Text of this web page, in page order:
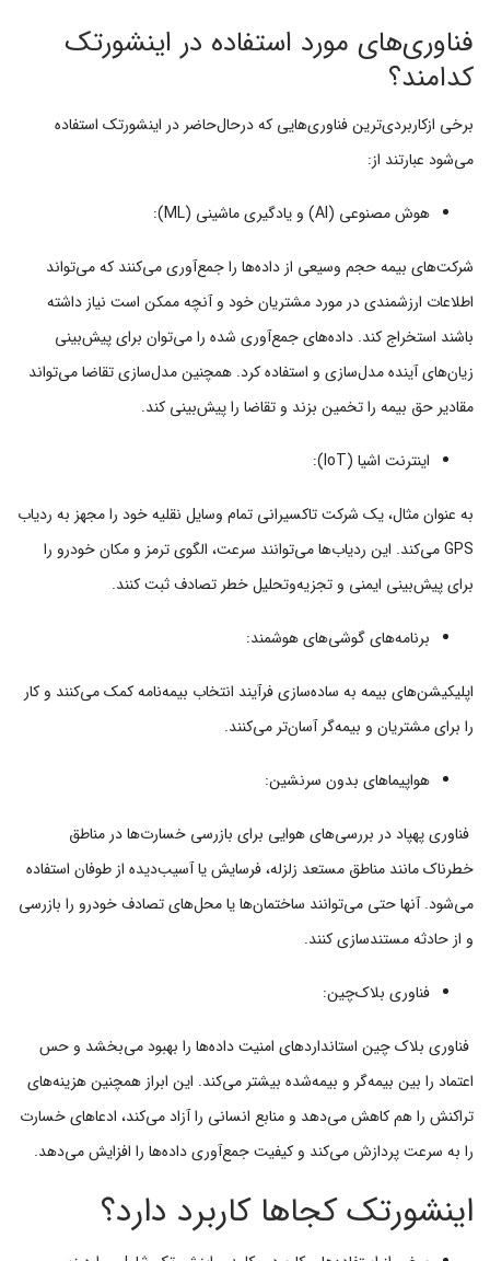
فناوری‌های مورد استفاده در اینشورتک
کدامند؟
برخی ازکاربردی‌ترین فناوری‌هایی که درحال‌حاضر در اینشورتک استفاده
می‌شود عبارتند از:
هوش مصنوعی (AI) و یادگیری ماشینی (ML):
شرکت‌های بیمه حجم وسیعی از داده‌ها را جمع‌آوری می‌کنند که می‌تواند
اطلاعات ارزشمندی در مورد مشتریان خود و آنچه ممکن است نیاز داشته
باشند استخراج کند. داده‌های جمع‌آوری شده را می‌توان برای پیش‌بینی
زیان‌های آینده مدل‌سازی و استفاده کرد. همچنین مدل‌سازی تقاضا می‌تواند
مقادیر حق بیمه را تخمین بزند و تقاضا را پیش‌بینی کند.
اینترنت اشیا (IoT):
به عنوان مثال، یک شرکت تاکسیرانی تمام وسایل نقلیه خود را مجهز به ردیاب
GPS می‌کند. این ردیاب‌ها می‌توانند سرعت، الگوی ترمز و مکان خودرو را
برای پیش‌بینی ایمنی و تجزیه‌و‌تحلیل خطر تصادف ثبت کنند.
برنامه‌های گوشی‌های هوشمند:
اپلیکیشن‌های بیمه به ساده‌سازی فرآیند انتخاب بیمه‌نامه کمک می‌کنند و کار
را برای مشتریان و بیمه‌گر آسان‌تر می‌کنند.
هواپیماهای بدون سرنشین:
فناوری پهپاد در بررسی‌های هوایی برای بازرسی خسارت‌ها در مناطق
خطرناک مانند مناطق مستعد زلزله، فرسایش یا آسیب‌دیده از طوفان استفاده
می‌شود. آنها حتی می‌توانند ساختمان‌ها یا محل‌های تصادف خودرو را بازرسی
و از حادثه مستندسازی کنند.
فناوری بلاک‌چین:
فناوری بلاک چین استانداردهای امنیت داده‌ها را بهبود می‌بخشد و حس
اعتماد را بین بیمه‌گر و بیمه‌شده بیشتر می‌کند. این ابراز همچنین هزینه‌های
تراکنش را هم کاهش می‌دهد و منابع انسانی را آزاد می‌کند، ادعاهای خسارت
را به سرعت پردازش می‌کند و کیفیت جمع‌آوری داده‌ها را افزایش می‌دهد.
اینشورتک کجاها کاربرد دارد؟